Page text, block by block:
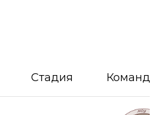
Стадия Команда А